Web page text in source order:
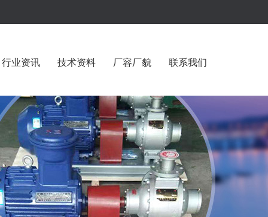
行业资讯 技术资料 厂容厂貌 联系我们